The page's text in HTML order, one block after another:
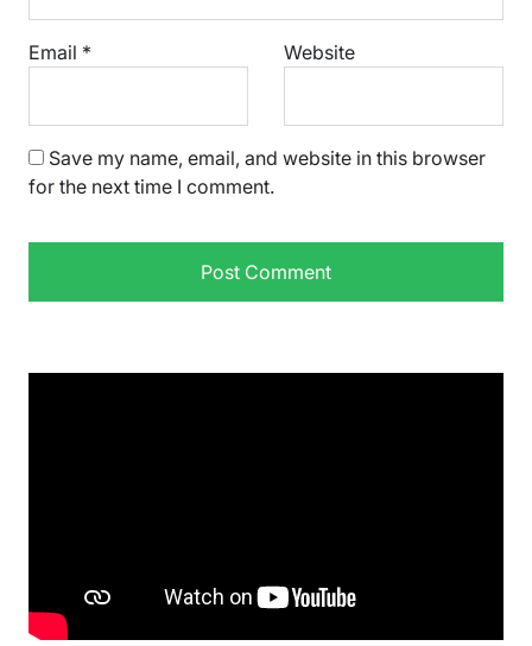
Email * Website
Save my name, email, and website in this browser
for the next time I comment.